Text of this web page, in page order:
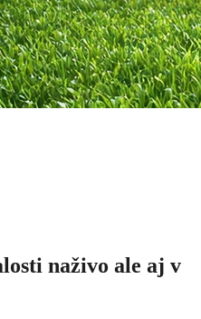
naživo ale aj v